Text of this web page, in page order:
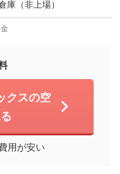
庫（非上場）
クスの空
用が安い